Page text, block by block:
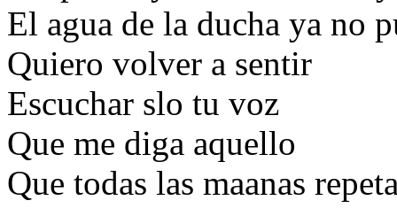
El agua de la ducha ya no
Quiero volver a sentir
Escuchar slo tu voz
Que me diga aquello
Que todas las maanas